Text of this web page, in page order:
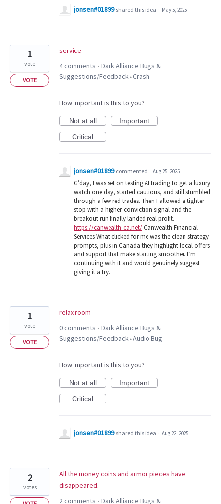
jonsen#01899 shared this idea · May 5, 2025
service
1
vote
VOTE
4 comments · Dark Alliance Bugs &
Suggestions/Feedback »Crash
How important is this to you?
Not at all
Important
Critical
jonsen#01899 commented · Aug 25, 2025
G’day, I was set on testing AI trading to get a luxury
watch one day, started cautious, and still stumbled
through a few red trades. Then I allowed a tighter
stop with a higher-conviction signal and the
breakout run finally landed real profit.
https://canwealth-ca.net/Canwealth Financial
Services What clicked for me was the clean strategy
prompts, plus in Canada they highlight local offers
and support that make starting smoother. I’m
continuing with it and would genuinely suggest
giving it a try.
relax room
1
vote
VOTE
0 comments · Dark Alliance Bugs &
Suggestions/Feedback »Audio Bug
How important is this to you?
Not at all
Important
Critical
jonsen#01899 shared this idea · Aug 22, 2025
All the money coins and armor pieces have
disappeared.
2
votes
2 comments · Dark Alliance Bugs &